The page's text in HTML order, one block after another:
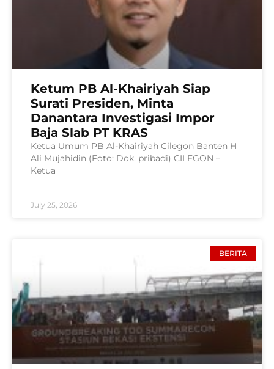
Ketum PB Al-Khairiyah Siap
Surati Presiden, Minta
Danantara Investigasi Impor
Baja Slab PT KRAS
Ketua Umum PB Al-Khairiyah Cilegon Banten H
Ali Mujahidin (Foto: Dok. pribadi) CILEGON –
Ketua
July 25, 2026
BERITA